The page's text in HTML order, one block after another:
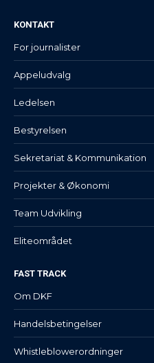
KONTAKT
For journalister
Appeludvalg
Ledelsen
Bestyrelsen
Sekretariat & Kommunikation
Projekter & Økonomi
Team Udvikling
Eliteområdet
FAST TRACK
Om DKF
Handelsbetingelser
Whistleblowerordninger